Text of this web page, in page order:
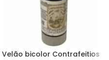
Velão bicolor Contrafeitios